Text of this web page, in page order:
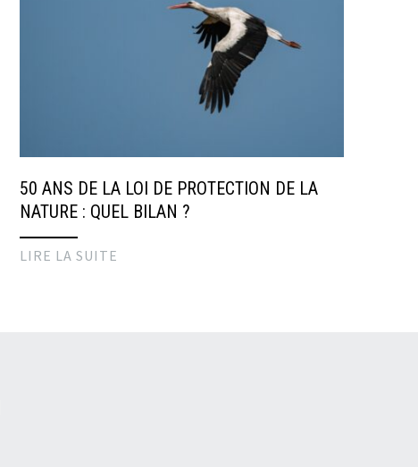
50 ANS DE LA LOI DE PROTECTION DE LA
NATURE : QUEL BILAN ?
LIRE LA SUITE